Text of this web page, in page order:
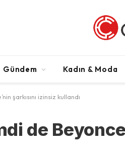
Gündem Kadın & Moda
şarkısını izinsiz kullandı
de